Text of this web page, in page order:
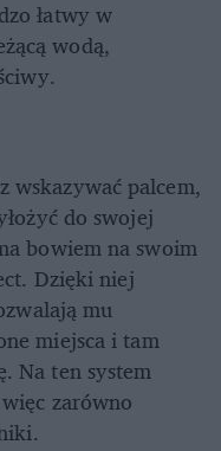
łatwy w
wodą,
wskazywać palcem,
do swojej
bowiem na swoim
Dzięki niej
mu
miejsca i tam
Na ten system
zarówno